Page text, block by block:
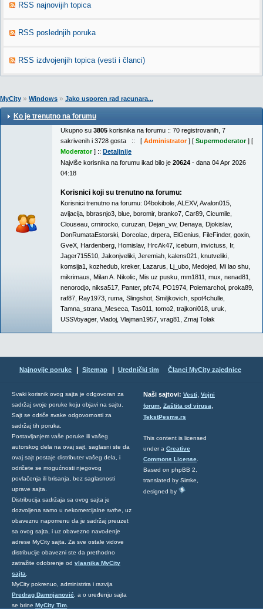
RSS najnovijih topica
RSS poslednjih poruka
RSS izdvojenjih topica (vesti i članci)
MyCity » Windows » Jako usporen rad racunara...
Ko je trenutno na forumu
Ukupno su 3805 korisnika na forumu :: 70 registrovanih, 7
sakrivenih i 3728 gosta :: [ Administrator] [ Supermoderator] [
Moderator] :: Detaljnije
Najviše korisnika na forumu ikad bilo je 20624 - dana 04 Apr 2026
04:18
Korisnici koji su trenutno na forumu:
Korisnici trenutno na forumu: 04bokibole ALEXV, Avalon015
avijacija bbrasnjo3 blue boromir, branko7 Car89 Cicumile
Clouseau crnirocko curuzan Dejan_vw, Denaya Djokislav,
DonRumataEstorski Dorcolac drpera ElGenius FileFinder, goxin
GveX Hardenberg Homislav, HrcAk47 iceburn invictuss Ir,
Jager715510 Jakonjveliki Jeremiah kalens021 knutveliki
komsija1
kozhedub kreker, Lazarus Lj_ubo Medojed Mi lao shu
mikrimaus Milan A. Nikolic Mis uz pusku mm1811 mux nenad81
nenorodjo niksa517 Panter, pfc74 PO1974 Polemarchoi proka89
raf87 Ray1973 ruma Slingshot Smiljkovich spot4chulle
Tamna_strana_Meseca Tas011 tomo2 trajkoni018 uruk
USSVoyager, Vladoj Vlajman1957 vrag81 Zmaj Tolak
Najnovije poruke Sitemap Urednički tim Članci MyCity zajednice
Svaki korisnik ovog sajta je odgovoran za
sadržaj svoje poruke koju objavi na sajtu.
Sajt se odriče svake odgovornosti za
sadržaj tih poruka.
Postavljanjem vaše poruke ili vašeg
autorskog dela na ovaj sajt, saglasni ste da
ovaj sajt postaje distributer vašeg dela, i
odričete se mogućnosti njegovog
povlačenja ili brisanja, bez saglasnosti
uprave sajta.
Distribucija sadržaja sa ovog sajta je
dozvoljena samo u nekomercijalne svrhe, uz
obaveznu napomenu da je sadržaj preuzet
sa ovog sajta, i uz obavezno navođenje
adrese MyCity sajta. Za sve ostale vidove
distribucije obavezni ste da prethodno
zatražite odobrenje od vlasnika MyCity
sajta
MyCity pokrenuo, administrira i razvija
Predrag Damnjanović , a o uređenju sajta
se brine MyCity Tim
Naši sajtovi: Vesti, Vojni
forum, Zaštita od virusa,
TekstPesme.rs
This content is licensed
under a Creative
Commons License
Based on phpBB 2,
translated by Simke,
designed by